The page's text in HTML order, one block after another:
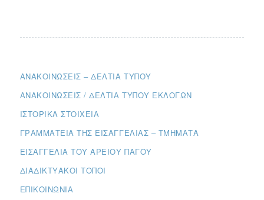
ΑΝΑΚΟΙΝΏΣΕΙΣ – ΔΕΛΤΊΑ ΤΎΠΟΥ
ΑΝΑΚΟΙΝΏΣΕΙΣ / ΔΕΛΤΊΑ ΤΎΠΟΥ ΕΚΛΟΓΏΝ
ΙΣΤΟΡΙΚΆ ΣΤΟΙΧΕΊΑ
ΓΡΑΜΜΑΤΕΊΑ ΤΗΣ ΕΙΣΑΓΓΕΛΊΑΣ – ΤΜΉΜΑΤΑ
ΕΙΣΑΓΓΕΛΊΑ ΤΟΥ ΑΡΕΊΟΥ ΠΆΓΟΥ
ΔΙΑΔΙΚΤΥΑΚΟΊ ΤΌΠΟΙ
ΕΠΙΚΟΙΝΩΝΊΑ